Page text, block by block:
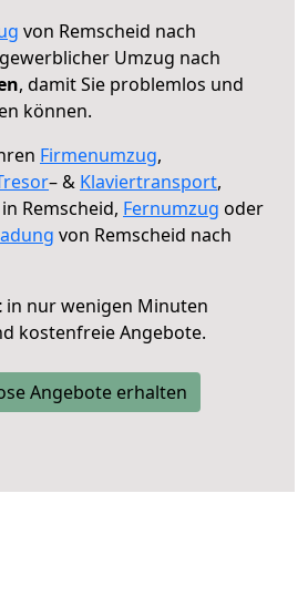
von Remscheid nach
Umzug nach
, damit Sie problemlos und
können.
Firmenumzug,
– & Klaviertransport,
in Remscheid, Fernumzug oder
von Remscheid nach
in nur wenigen Minuten
kostenfreie Angebote.
Angebote erhalten